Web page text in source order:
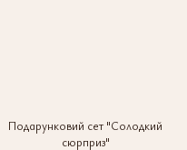
Подарунковий сет "Солодкий
сюрприз"